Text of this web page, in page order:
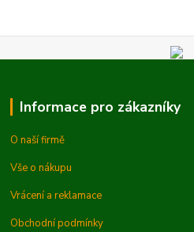
Informace pro zákazníky
O naší firmě
Vše o nákupu
Vrácení a reklamace
Obchodní podmínky